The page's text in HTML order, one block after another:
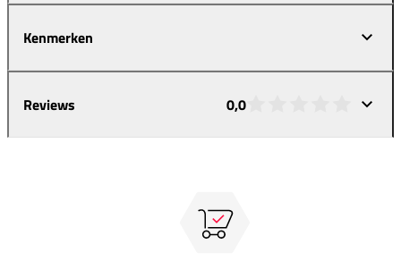
Kenmerken
Reviews 0,0